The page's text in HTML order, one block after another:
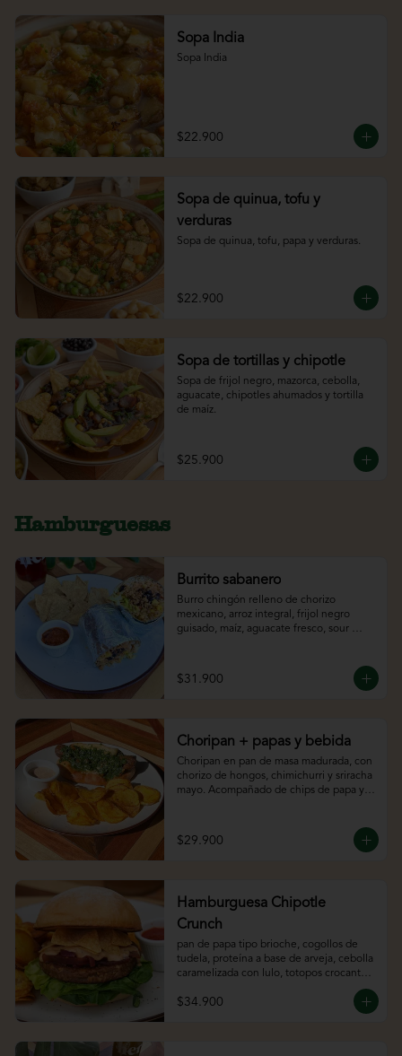
Sopa India
Sopa India
$22.900
Sopa de quinua, tofu y
verduras
Sopa de quinua, tofu, papa y verduras.
$22.900
Sopa de tortillas y chipotle
Sopa de frijol negro, mazorca, cebolla,
aguacate, chipotles ahumados y tortilla
de maíz.
$25.900
Hamburguesas
Burrito sabanero
Burro chingón relleno de chorizo
mexicano, arroz integral, frijol negro
guisado, maíz, aguacate fresco, sour
$31.900
Choripan + papas y bebida
Choripan en pan de masa madurada, con
chorizo de hongos, chimichurri y sriracha
mayo. Acompañado de chips de papa y
$29.900
Hamburguesa Chipotle
Crunch
pan de papa tipo brioche, cogollos de
tudela, proteína a base de arveja, cebolla
caramelizada con lulo, totopos crocantes
$34.900